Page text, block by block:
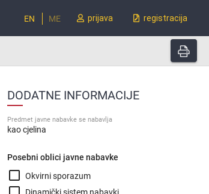
EN ME prijava registracija
DODATNE INFORMACIJE
Predmet javne nabavke se nabavlja
kao cjelina
Posebni oblici javne nabavke
check_box_outline_blank Okvirni sporazum